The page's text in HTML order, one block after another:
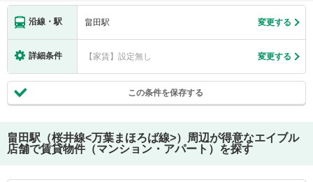
沿線・駅 畠田駅 変更する
詳細条件 【家賃】設定無し 変更する
この条件を保存する
畠田駅（桜井線<万葉まほろば線>）
周辺が得意なエイブル
店舗で賃貸物件（マンション・アパート）を探す